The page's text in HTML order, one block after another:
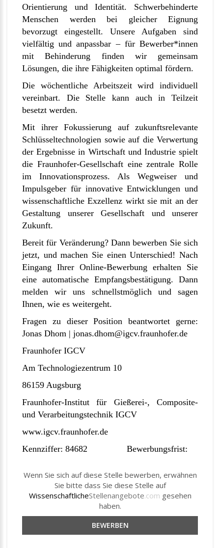
Orientierung und Identität. Schwerbehinderte
Menschen werden bei gleicher Eignung
bevorzugt eingestellt. Unsere Aufgaben sind
vielfältig und anpassbar – für Bewerber*innen
mit Behinderung finden wir gemeinsam
Lösungen, die ihre Fähigkeiten optimal fördern.
Die wöchentliche Arbeitszeit wird individuell
vereinbart. Die Stelle kann auch in Teilzeit
besetzt werden.
Mit ihrer Fokussierung auf zukunftsrelevante
Schlüsseltechnologien sowie auf die Verwertung
der Ergebnisse in Wirtschaft und Industrie spielt
die Fraunhofer-Gesellschaft eine zentrale Rolle
im Innovationsprozess. Als Wegweiser und
Impulsgeber für innovative Entwicklungen und
wissenschaftliche Exzellenz wirkt sie mit an der
Gestaltung unserer Gesellschaft und unserer
Zukunft.
Bereit für Veränderung? Dann bewerben Sie sich
jetzt, und machen Sie einen Unterschied! Nach
Eingang Ihrer Online-Bewerbung erhalten Sie
eine automatische Empfangsbestätigung. Dann
melden wir uns schnellstmöglich und sagen
Ihnen, wie es weitergeht.
Fragen zu dieser Position beantwortet gerne:
Jonas Dhom | jonas.dhom@igcv.fraunhofer.de
Fraunhofer IGCV
Am Technologiezentrum 10
86159 Augsburg
Fraunhofer-Institut für Gießerei-, Composite-
und Verarbeitungstechnik IGCV
www.igcv.fraunhofer.de
Kennziffer: 84682 Bewerbungsfrist:
Wenn Sie sich auf diese Stelle bewerben, erwähnen
Sie bitte dass Sie diese Stelle auf
WissenschaftlicheStellenangebote.com gesehen
haben.
BEWERBEN